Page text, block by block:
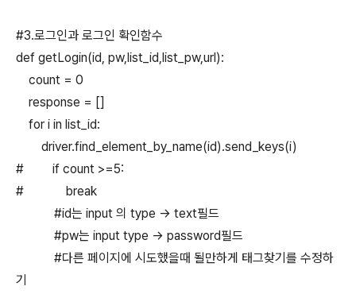
#3.로그인과 로그인 확인함수
def getLogin(id, pw,list_id,list_pw,url):
count = 0
response = []
for i in list_id:
driver.find_element_by_name(id).send_keys(i)
# if count >=5:
# break
#id는 input 의 type -> text필드
#pw는 input type -> password필드
#다른 페이지에 시도했을때 될만하게 태그찾기를 수정하
기